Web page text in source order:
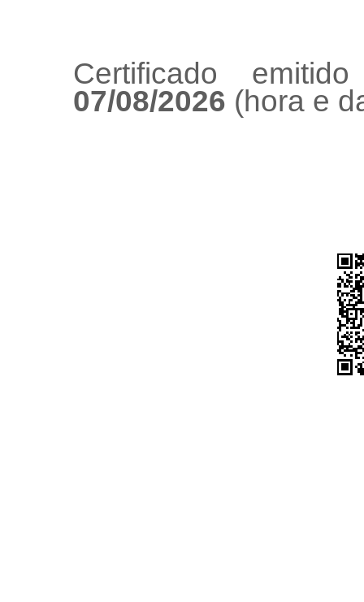
Certificado
07/08/2026 (hora e